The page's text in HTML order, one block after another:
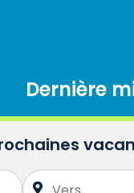
Dernière